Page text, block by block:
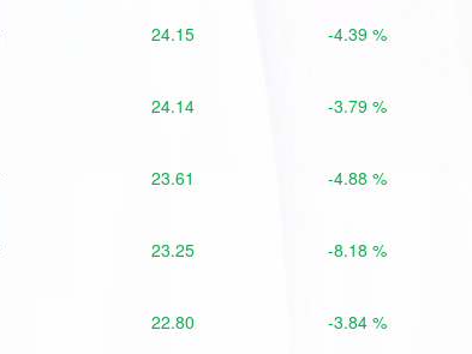
24.15 -4.39 %
24.14 -3.79 %
23.61 -4.88 %
23.25 -8.18 %
22.80 -3.84 %